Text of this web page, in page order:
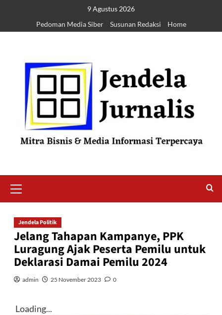
9 Agustus 2026
Pedoman Media Siber
Susunan Redaksi Home
Jendela Politik
Jelang Tahapan Kampanye, PPK
Luragung Ajak Peserta Pemilu untuk
Deklarasi Damai Pemilu 2024
admin 25 November 2023 0
Loading...